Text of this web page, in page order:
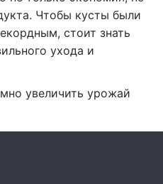
Чтобы кусты были
стоит знать
ухода и
увеличить урожай